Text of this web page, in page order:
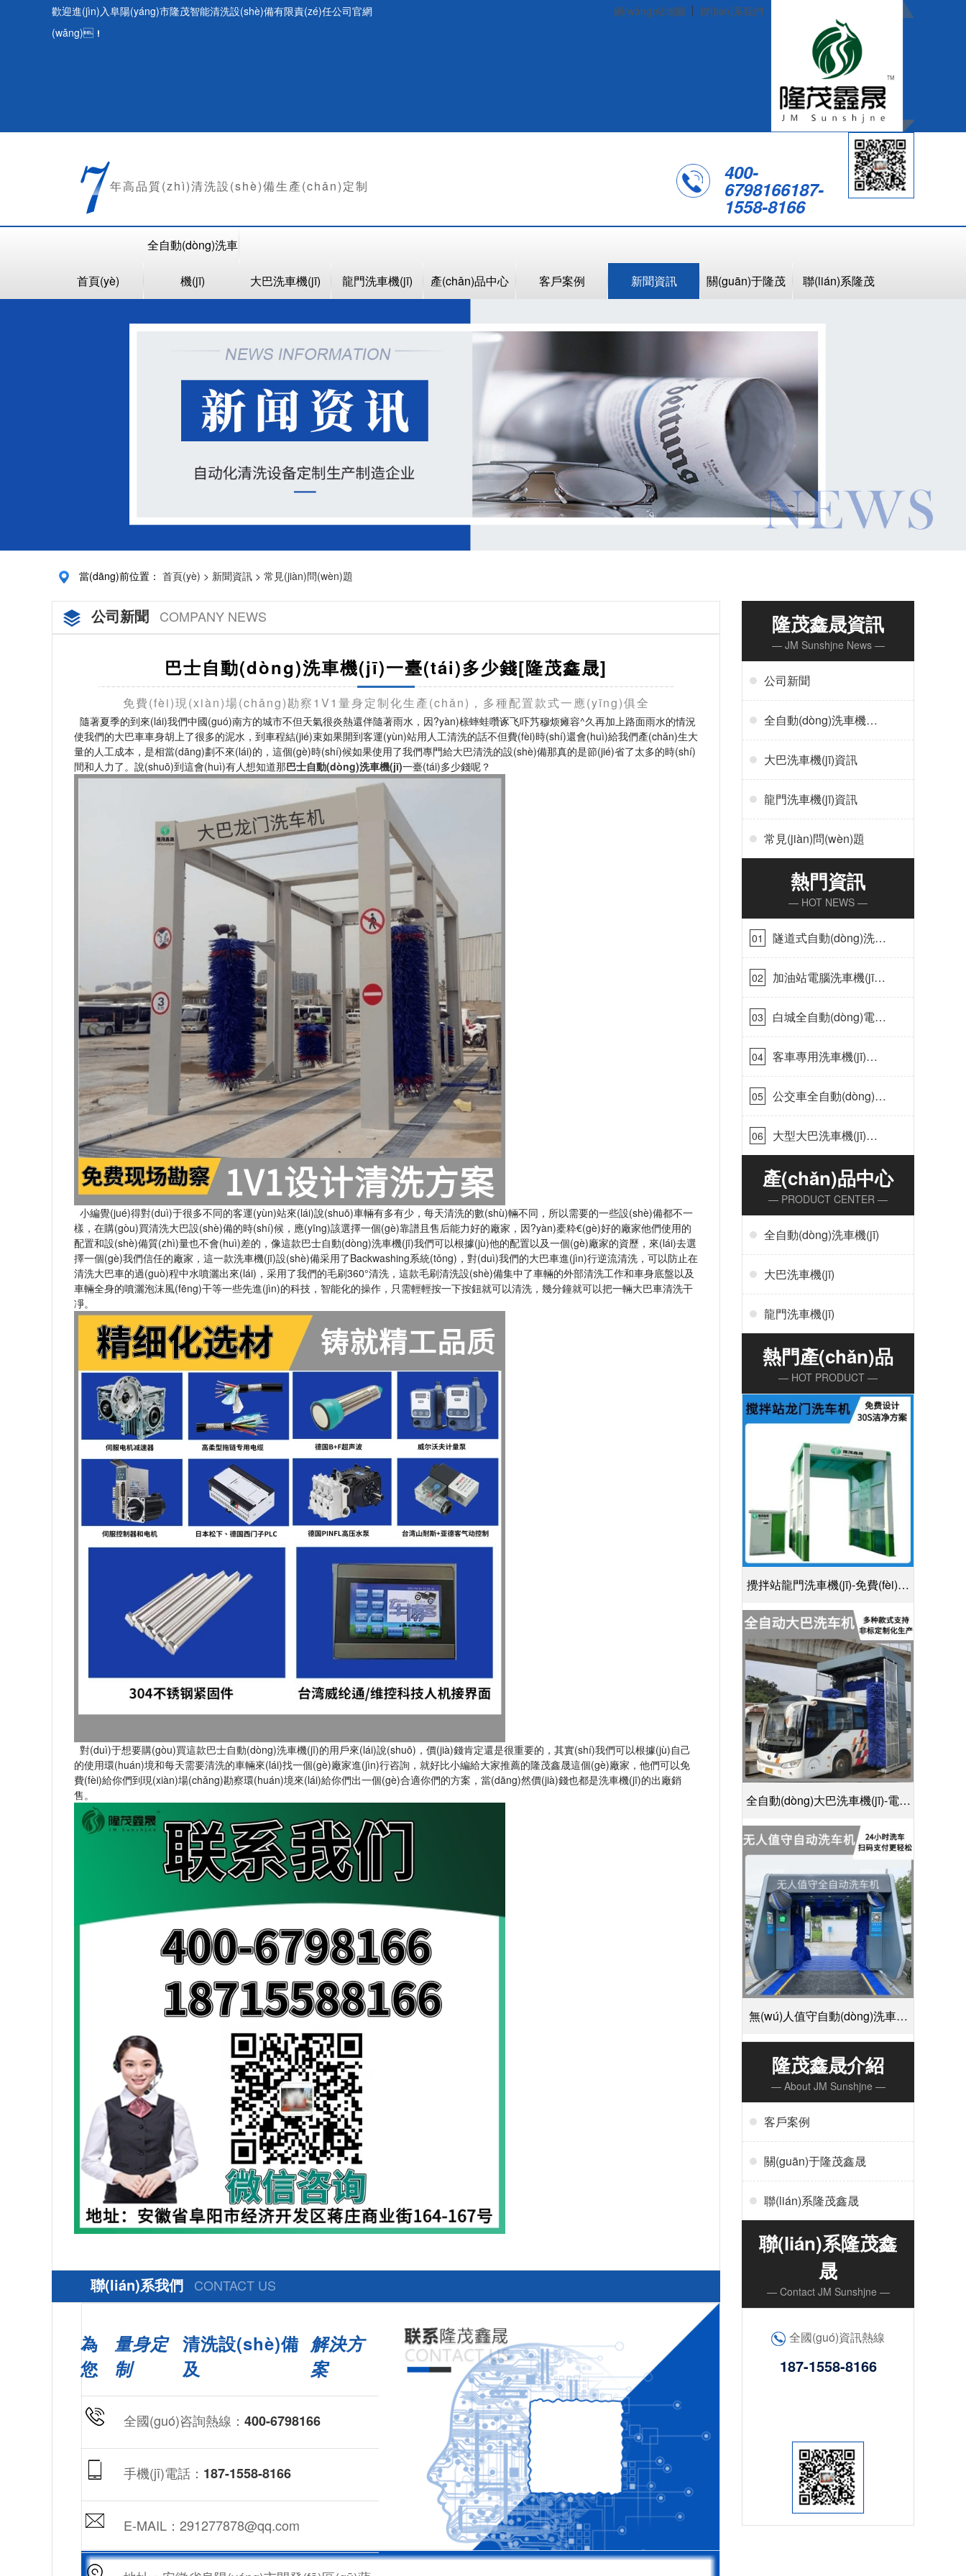
歡迎進(jìn)入阜陽(yáng)市隆茂智能清洗設(shè)備有限責(zé)任公司官網
(wǎng)！
網(wǎng)站地圖 聯(lián)系我們
年高品質(zhì)清洗設(shè)備生產(chǎn)定制
400-
6798166187-
1558-8166
首頁(yè)
全自動(dòng)洗車
機(jī) 大巴洗車機(jī) 龍門洗車機(jī) 產(chǎn)品中心 客戶案例 新聞資訊 關(guān)于隆茂 聯(lián)系隆茂
當(dāng)前位置： 首頁(yè) > 新聞資訊 > 常見(jiàn)問(wèn)題
公司新聞 COMPANY NEWS
巴士自動(dòng)洗車機(jī)一臺(tái)多少錢[隆茂鑫晟]
免費(fèi)現(xiàn)場(chǎng)勘察1V1量身定制化生產(chǎn)，多種配置款式一應(yīng)俱全
隨著夏季的到來(lái)我們中國(guó)南方的城市不但天氣很炎熱還伴隨著雨水，因?yàn)榇蟀蛙囋诼飞吓艿穆烦瘫容^久再加上路面雨水的情況
使我們的大巴車車身胡上了很多的泥水，到車程結(jié)束如果開到客運(yùn)站用人工清洗的話不但費(fèi)時(shí)還會(huì)給我們產(chǎn)生大
量的人工成本，是相當(dāng)劃不來(lái)的，這個(gè)時(shí)候如果使用了我們專門給大巴清洗的設(shè)備那真的是節(jié)省了太多的時(shí)
間和人力了。說(shuō)到這會(huì)有人想知道那巴士自動(dòng)洗車機(jī)一臺(tái)多少錢呢？
小編覺(jué)得對(duì)于很多不同的客運(yùn)站來(lái)說(shuō)車輛有多有少，每天清洗的數(shù)輛不同，所以需要的一些設(shè)備都不一
樣，在購(gòu)買清洗大巴設(shè)備的時(shí)候，應(yīng)該選擇一個(gè)靠譜且售后能力好的廠家，因?yàn)橐粋€(gè)好的廠家他們使用的
配置和設(shè)備質(zhì)量也不會(huì)差的，像這款巴士自動(dòng)洗車機(jī)我們可以根據(jù)他的配置以及一個(gè)廠家的資歷，來(lái)去選
擇一個(gè)我們信任的廠家，這一款洗車機(jī)設(shè)備采用了Backwashing系統(tǒng)，對(duì)我們的大巴車進(jìn)行逆流清洗，可以防止在
清洗大巴車的過(guò)程中水噴灑出來(lái)，采用了我們的毛刷360°清洗，這款毛刷清洗設(shè)備集中了車輛的外部清洗工作和車身底盤以及
車輛全身的噴灑泡沫風(fēng)干等一些先進(jìn)的科技，智能化的操作，只需輕輕按一下按鈕就可以清洗，幾分鐘就可以把一輛大巴車清洗干
凈。
對(duì)于想要購(gòu)買這款巴士自動(dòng)洗車機(jī)的用戶來(lái)說(shuō)，價(jià)錢肯定還是很重要的，其實(shí)我們可以根據(jù)自己
的使用環(huán)境和每天需要清洗的車輛來(lái)找一個(gè)廠家進(jìn)行咨詢，就好比小編給大家推薦的隆茂鑫晟這個(gè)廠家，他們可以免
費(fèi)給你們到現(xiàn)場(chǎng)勘察環(huán)境來(lái)給你們出一個(gè)合適你們的方案，當(dāng)然價(jià)錢也都是洗車機(jī)的出廠銷
售。
聯(lián)系我們 CONTACT US
為
您
量身定
制
清洗設(shè)備
及
解決方
案
全國(guó)咨詢熱線： 400-6798166
手機(jī)電話： 187-1558-8166
E-MAIL：291277878@qq.com
隆茂鑫晟資訊
— JM Sunshjne News —
公司新聞
全自動(dòng)洗車機(jī)
資訊
大巴洗車機(jī)資訊
龍門洗車機(jī)資訊
常見(jiàn)問(wèn)題
熱門資訊
— HOT NEWS —
01
隧道式自動(dòng)洗車
機(jī)在哪里購(gòu)買
[隆茂鑫晟]
02
加油站電腦洗車機(jī)
價(jià)格怎么樣[隆茂鑫
晟]
03
白城全自動(dòng)電腦
洗車機(jī)-ADV防凍冬
季正常使用[隆茂鑫晟]
04
客車專用洗車機(jī)哪
家的好[隆茂鑫晟]
05
公交車全自動(dòng)大
型洗車機(jī)什么價(jià)
錢[隆茂鑫晟]
06
大型大巴洗車機(jī)價
(jià)錢怎么樣[隆茂鑫
晟]
產(chǎn)品中心
— PRODUCT CENTER —
全自動(dòng)洗車機(jī)
大巴洗車機(jī)
龍門洗車機(jī)
熱門產(chǎn)品
— HOT PRODUCT —
攪拌站龍門洗車機(jī)-免費(fèi)設
(shè)計(jì)30S潔凈方案[隆茂鑫晟]
全自動(dòng)大巴洗車機(jī)-電腦
控制一鍵啟動(dòng)清洗[隆茂鑫
晟]
無(wú)人值守自動(dòng)洗車機
(jī)-掃碼支付24小時(shí)不停機(jī)
洗車[隆茂鑫晟]
隆茂鑫晟介紹
— About JM Sunshjne —
客戶案例
關(guān)于隆茂鑫晟
聯(lián)系隆茂鑫晟
聯(lián)系隆茂鑫
晟
— Contact JM Sunshjne —
全國(guó)資訊熱線
187-1558-8166